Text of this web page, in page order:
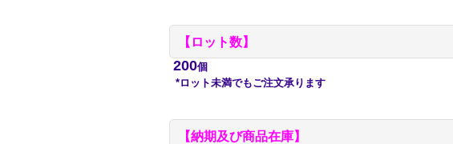
【 ロット数】
200個
*ロット未満でもご注文承ります
【納期及び商品在庫】